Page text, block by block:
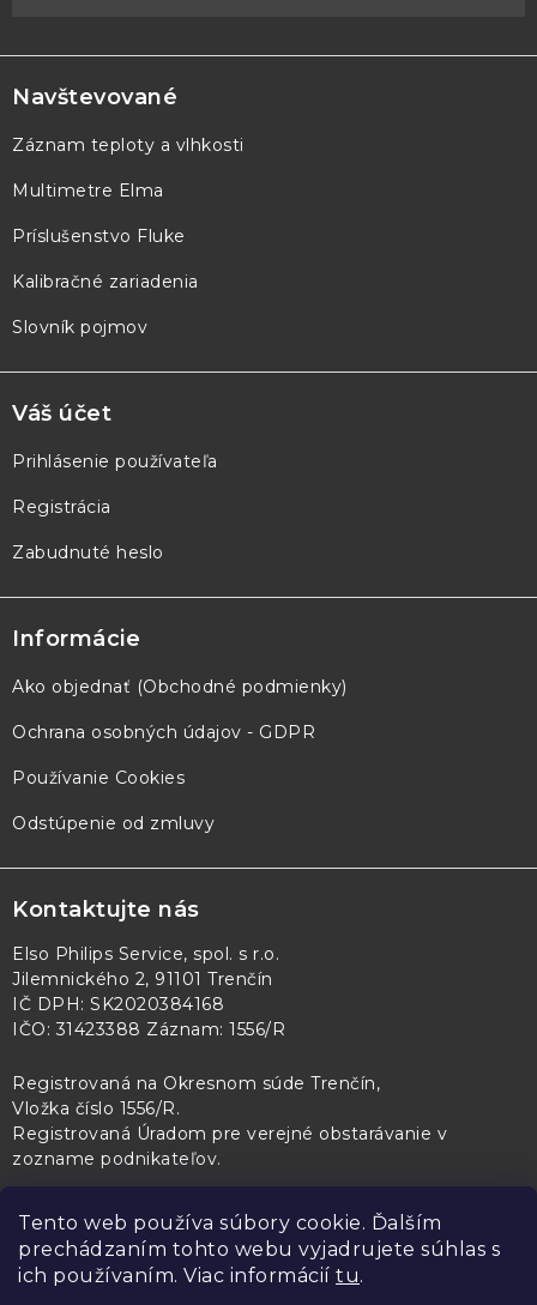
Tento web používa súbory cookie. Ďalším
prechádzaním tohto webu vyjadrujete súhlas s
ich používaním. Viac informácií tu.
á
p
ä
e
Navštevované
Záznam teploty a vlhkosti
Multimetre Elma
Príslušenstvo Fluke
Kalibračné zariadenia
Slovník pojmov
Váš účet
Prihlásenie používateľa
Registrácia
Zabudnuté heslo
Informácie
Ako objednať (Obchodné podmienky)
Ochrana osobných údajov - GDPR
Používanie Cookies
Odstúpenie od zmluvy
Kontaktujte nás
Elso Philips Service, spol. s r.o.
Jilemnického 2, 91101 Trenčín
IČ DPH: SK2020384168
IČO: 31423388 Záznam: 1556/R
Registrovaná na Okresnom súde Trenčín,
Vložka číslo 1556/R.
Registrovaná Úradom pre verejné obstarávanie v
zozname podnikateľov.
PL Servis Kontroltech Technický skúšobný ústav Piešťany